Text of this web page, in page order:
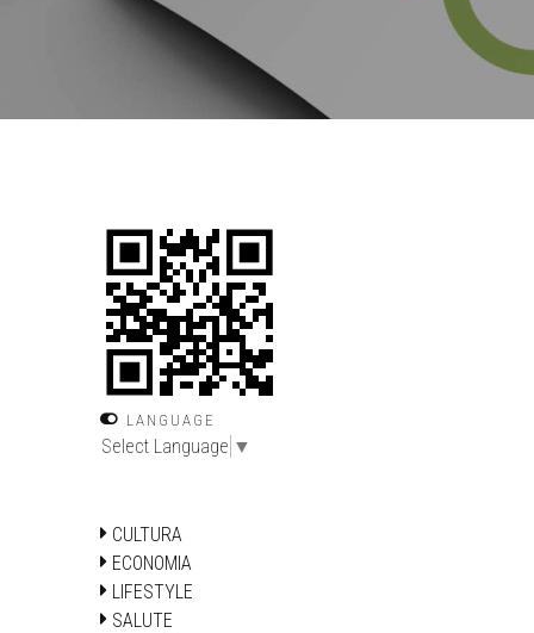
LANGUAGE
Select Language ▼
CULTURA
ECONOMIA
LIFESTYLE
SALUTE